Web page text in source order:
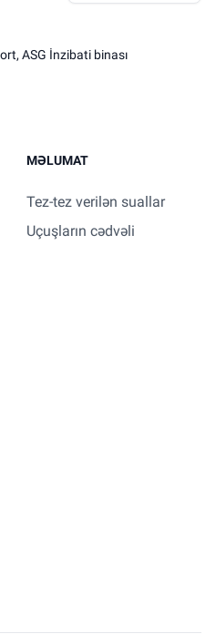
ASG İnzibati binası
MƏLUMAT
Tez-tez verilən suallar
Uçuşların cədvəli